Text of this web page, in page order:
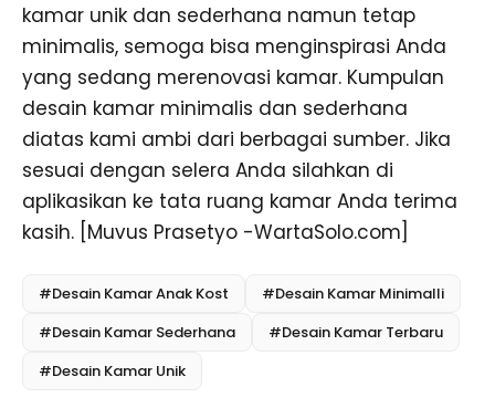
kamar unik dan sederhana namun tetap
minimalis, semoga bisa menginspirasi Anda
yang sedang merenovasi kamar. Kumpulan
desain kamar minimalis dan sederhana
diatas kami ambi dari berbagai sumber. Jika
sesuai dengan selera Anda silahkan di
aplikasikan ke tata ruang kamar Anda terima
kasih. [Muvus Prasetyo -WartaSolo.com]
#Desain Kamar Anak Kost
#Desain Kamar Minimalli
#Desain Kamar Sederhana
#Desain Kamar Terbaru
#Desain Kamar Unik